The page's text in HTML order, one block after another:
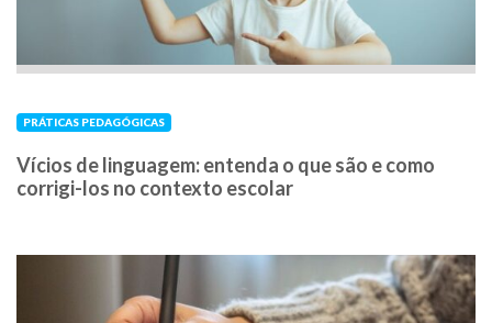
PRÁTICAS PEDAGÓGICAS
Vícios de linguagem: entenda o que são e como
corrigi-los no contexto escolar